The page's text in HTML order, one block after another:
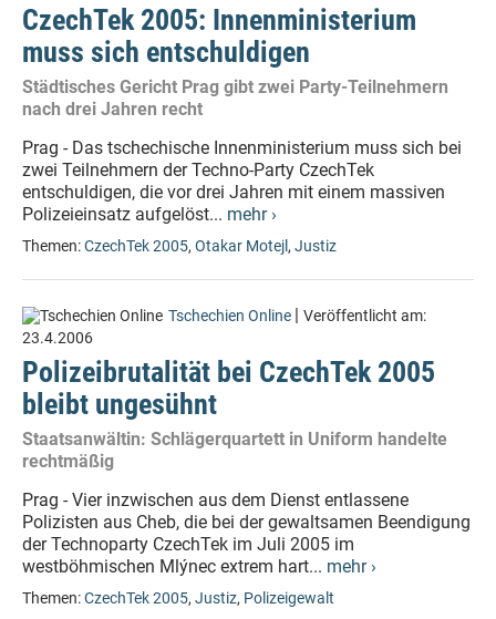
CzechTek 2005: Innenministerium
muss sich entschuldigen
Städtisches Gericht Prag gibt zwei Party-Teilnehmern
nach drei Jahren recht
Prag - Das tschechische Innenministerium muss sich bei
zwei Teilnehmern der Techno-Party CzechTek
entschuldigen, die vor drei Jahren mit einem massiven
Polizeieinsatz aufgelöst... mehr ›
Themen:CzechTek 2005, Otakar Motejl, Justiz
Tschechien Online | Veröffentlicht am:
23.4.2006
Polizeibrutalität bei CzechTek 2005
bleibt ungesühnt
Staatsanwältin: Schlägerquartett in Uniform handelte
rechtmäßig
Prag - Vier inzwischen aus dem Dienst entlassene
Polizisten aus Cheb, die bei der gewaltsamen Beendigung
der Technoparty CzechTek im Juli 2005 im
westböhmischen Mlýnec extrem hart... mehr ›
Themen:CzechTek 2005, Justiz, Polizeigewalt